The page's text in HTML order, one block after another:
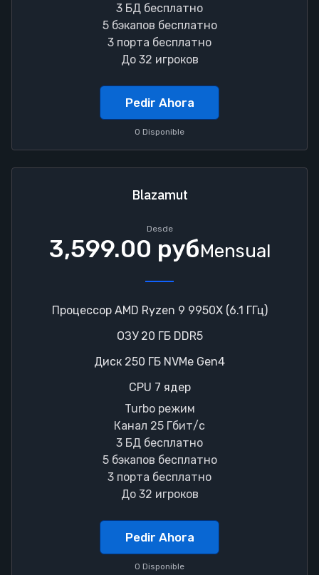
3 БД бесплатно
5 бэкапов бесплатно
3 порта бесплатно
До 32 игроков
Pedir Ahora
0 Disponible
Blazamut
Desde
3,599.00 рубMensual
Процессор AMD Ryzen 9 9950X (6.1 ГГц)
ОЗУ 20 ГБ DDR5
Диск 250 ГБ NVMe Gen4
CPU 7 ядер
Turbo режим
Канал 25 Гбит/с
3 БД бесплатно
5 бэкапов бесплатно
3 порта бесплатно
До 32 игроков
Pedir Ahora
0 Disponible